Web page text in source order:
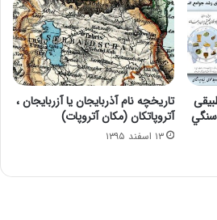
سنگي
تاریخچه نام آذربایجان یا آزربایجان ،
آتروپاتکان (مکان آتروپات)
۱۳ اسفند ۱۳۹۵